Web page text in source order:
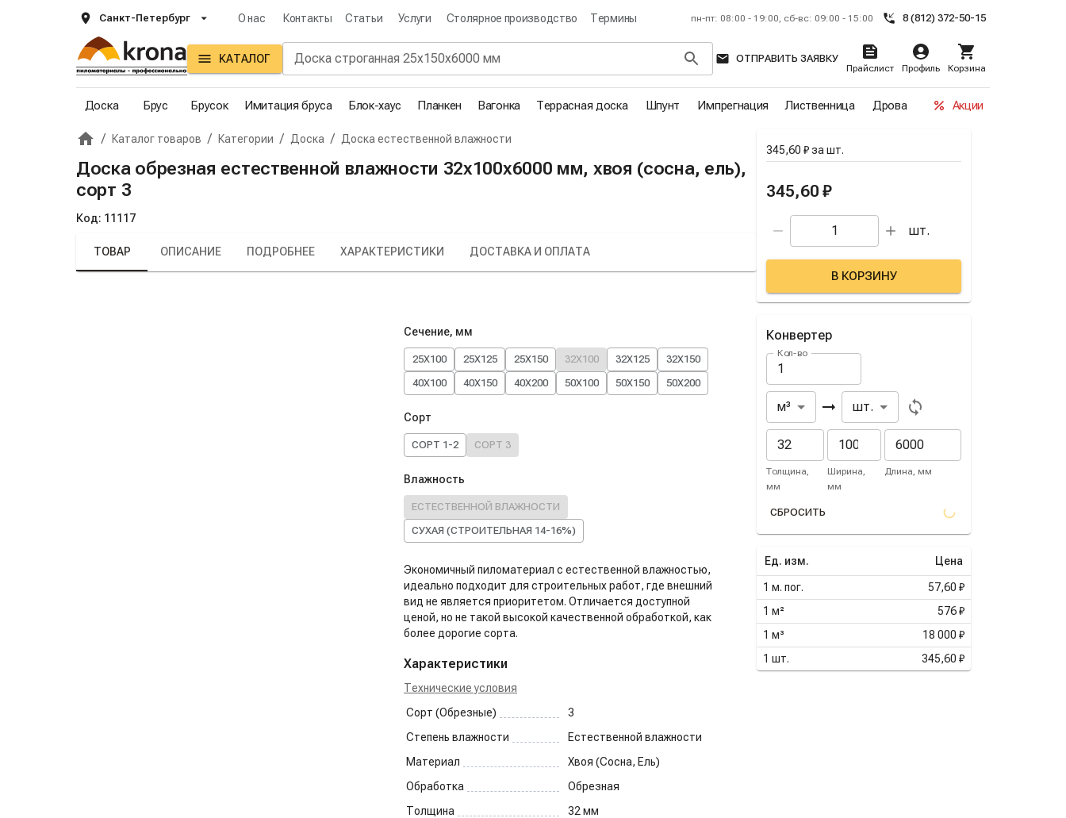
Санкт-Петербург О нас Контакты Статьи Услуги Столярное производство Термины пн-пт: 08:00 - 19:00, сб-вс: 09:00 - 15:00 8 (812) 372-50-15
КАТАЛОГ ОТПРАВИТЬ ЗАЯВКУ
Прайслист Профиль Корзина
Доска Брус Брусок Имитация бруса Блок-хаус Планкен Вагонка Террасная доска Шпунт Импрегнация Лиственница Дрова Акции
Главная
/ Каталог товаров / Категории / Доска / Доска естественной влажности
Доска обрезная естественной влажности 32х100х6000 мм, хвоя (сосна, ель),
сорт 3
Код: 11117
Крона
ТОВАР ОПИСАНИЕ ПОДРОБНЕЕ ХАРАКТЕРИСТИКИ ДОСТАВКА И ОПЛАТА
Сечение, мм
25X100 25X125 25X150 32X100 32X125
32X150
40X100
40X150 40X200 50X100 50X150 50X200
Сорт
СОРТ 1-2 СОРТ 3
Влажность
ЕСТЕСТВЕННОЙ ВЛАЖНОСТИ
СУХАЯ (СТРОИТЕЛЬНАЯ 14-16%)
Экономичный пиломатериал с естественной влажностью,
идеально подходит для строительных работ, где внешний
вид не является приоритетом. Отличается доступной
ценой, но не такой высокой качественной обработкой, как
более дорогие сорта.
Характеристики
Технические условия
Сорт (Обрезные)
3
Степень влажности
Естественной влажности
Материал
Хвоя (Сосна, Ель)
Обработка
Обрезная
Толщина
32 мм
345,60 ₽за шт.
345,60 ₽
шт.
В КОРЗИНУ
Конвертер
Кол-во
Из
м³
В
шт.
Толщина,
мм
Ширина,
мм
Длина, мм
СБРОСИТЬ
Ед. изм. Цена
1 м. пог.
57,60 ₽
1 м²
576 ₽
1 м³
18 000 ₽
1 шт. 345,60 ₽